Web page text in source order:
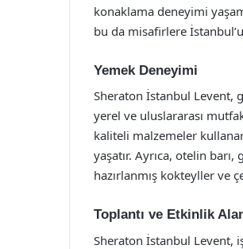
konaklama deneyimi
bu da misafirlere
Yemek Deneyimi
Sheraton İstanbul Levent,
yerel ve uluslararası
kaliteli malzemeler
yaşatır. Ayrıca, otelin
hazırlanmış kokteyller ve
Toplantı ve Etkinlik
Sheraton İstanbul Levent,